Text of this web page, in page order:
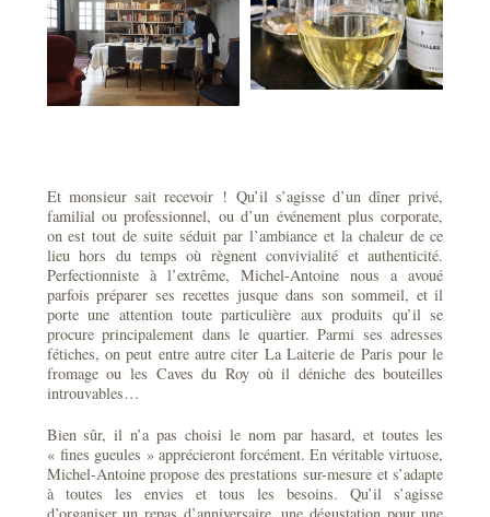
Et monsieur sait recevoir ! Qu’il s’agisse d’un dîner privé,
familial ou professionnel, ou d’un événement plus corporate,
on est tout de suite séduit par l’ambiance et la chaleur de ce
lieu hors du temps où règnent convivialité et authenticité.
Perfectionniste à l’extrême, Michel-Antoine nous a avoué
parfois préparer ses recettes jusque dans son sommeil, et il
porte une attention toute particulière aux produits qu’il se
procure principalement dans le quartier. Parmi ses adresses
fétiches, on peut entre autre citer La Laiterie de Paris pour le
fromage ou les Caves du Roy où il déniche des bouteilles
introuvables…
Bien sûr, il n’a pas choisi le nom par hasard, et toutes les
« fines gueules » apprécieront forcément. En véritable virtuose,
Michel-Antoine propose des prestations sur-mesure et s’adapte
à toutes les envies et tous les besoins. Qu’il s’agisse
d’organiser un repas d’anniversaire, une dégustation pour une